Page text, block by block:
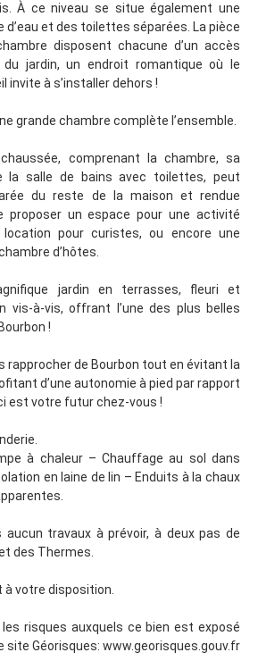
À ce niveau se situe également une
d’eau et des toilettes séparées. La pièce
disposent chacune d’un accès
jardin, un endroit romantique où le
invite à s’installer dehors !
grande chambre complète l’ensemble.
comprenant la chambre, sa
la salle de bains avec toilettes, peut
du reste de la maison et rendue
proposer un espace pour une activité
location pour curistes, ou encore une
d’hôtes.
jardin en terrasses, fleuri et
vis-à-vis, offrant l’une des plus belles
!
rapprocher de Bourbon tout en évitant la
d’une autonomie à pied par rapport
est votre futur chez-vous !
à chaleur – Chauffage au sol dans
en laine de lin – Enduits à la chaux
aucun travaux à prévoir, à deux pas de
des Thermes.
votre disposition.
risques auxquels ce bien est exposé
site Géorisques: www.georisques.gouv.fr